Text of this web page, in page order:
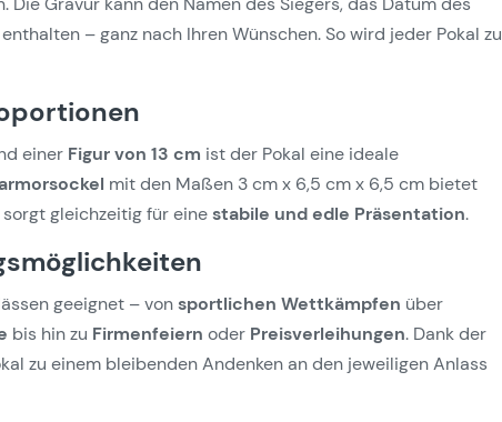
– ganz nach Ihren Wünschen. So wird jeder Pokal zu
einer Figur von 13 cm ist der Pokal eine ideale
mit den Maßen 3 cm x 6,5 cm x 6,5 cm bietet
gleichzeitig für einestabile und edle Präsentation.
geeignet – vonsportlichen Wettkämpfen über
bis hin zu Firmenfeiern oder Preisverleihungen. Dank der
zu einem bleibenden Andenken an den jeweiligen Anlass